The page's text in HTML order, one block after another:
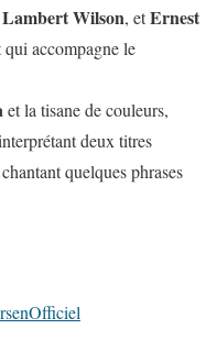
Lambert Wilson, etErnest
qui accompagne le
et la tisane de couleurs,
deux titres
quelques phrases